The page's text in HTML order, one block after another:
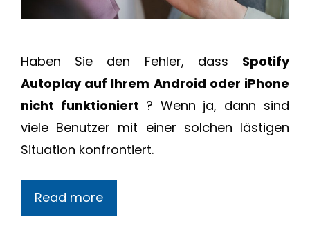
Haben Sie den Fehler, dass Spotify
Autoplay auf Ihrem Android oder iPhone
nicht funktioniert ? Wenn ja, dann sind
viele Benutzer mit einer solchen lästigen
Situation konfrontiert.
Read more